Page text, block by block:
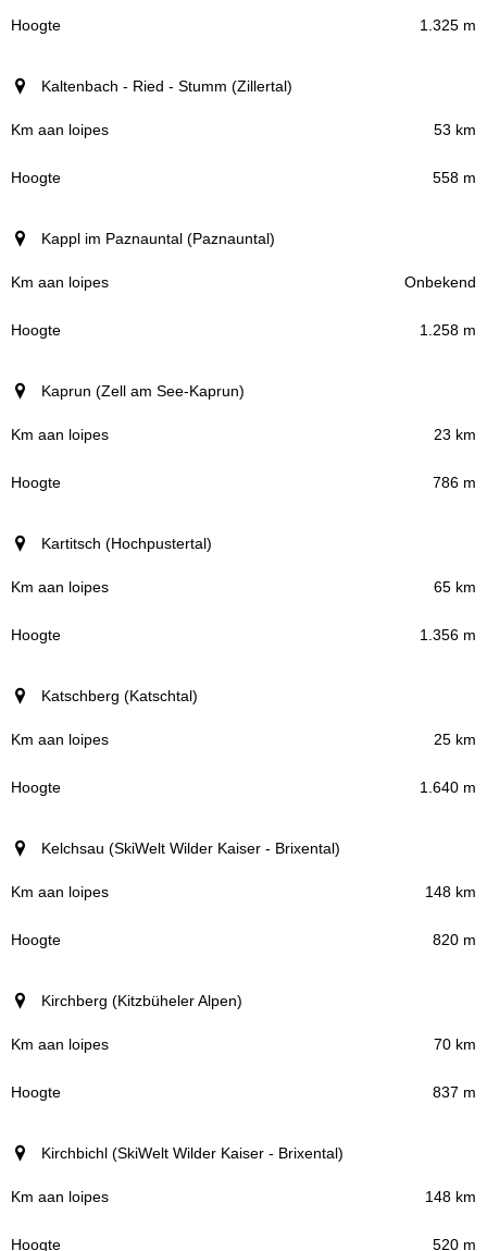
1.325 m
Kaltenbach - Ried - Stumm (Zillertal)
53 km
558 m
Kappl im Paznauntal (Paznauntal)
Onbekend
1.258 m
Kaprun (Zell am See-Kaprun)
23 km
786 m
Kartitsch (Hochpustertal)
65 km
1.356 m
Katschberg (Katschtal)
25 km
1.640 m
Kelchsau (SkiWelt Wilder Kaiser - Brixental)
148 km
820 m
Kirchberg (Kitzbüheler Alpen)
70 km
837 m
Kirchbichl (SkiWelt Wilder Kaiser - Brixental)
148 km
520 m